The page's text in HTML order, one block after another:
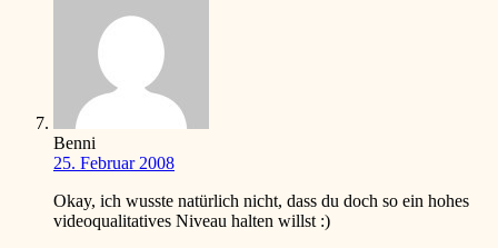
Benni
25. Februar 2008
Okay, ich wusste natürlich nicht, dass du doch so ein hohes
videoqualitatives Niveau halten willst :)